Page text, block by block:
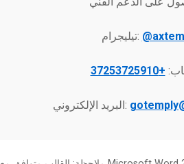
تيليجرام:
+37253725910
البريد الإلكتروني: